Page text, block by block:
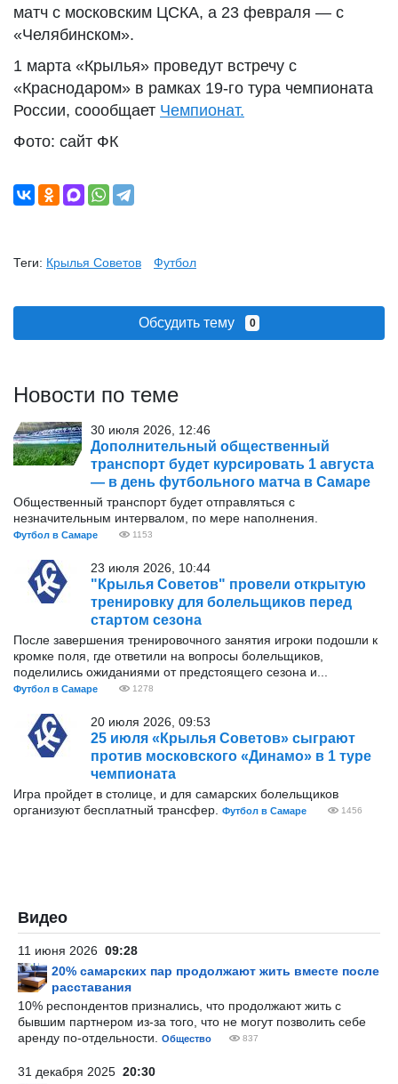
матч с московским ЦСКА, а 23 февраля — с
«Челябинском».
1 марта «Крылья» проведут встречу с
«Краснодаром» в рамках 19-го тура чемпионата
России, соообщает Чемпионат.
Фото: сайт ФК
Теги: Крылья Советов Футбол
Обсудить тему 0
Новости по теме
30 июля 2026, 12:46
Дополнительный общественный
транспорт будет курсировать 1 августа
— в день футбольного матча в Самаре
Общественный транспорт будет отправляться с
незначительным интервалом, по мере наполнения.
Футбол в Самаре 1153
23 июля 2026, 10:44
"Крылья Советов" провели открытую
тренировку для болельщиков перед
стартом сезона
После завершения тренировочного занятия игроки подошли к
кромке поля, где ответили на вопросы болельщиков,
поделились ожиданиями от предстоящего сезона и...
Футбол в Самаре 1278
20 июля 2026, 09:53
25 июля «Крылья Советов» сыграют
против московского «Динамо» в 1 туре
чемпионата
Игра пройдет в столице, и для самарских болельщиков
организуют бесплатный трансфер.
Футбол в Самаре 1456
Видео
11 июня 2026 09:28
20% самарских пар продолжают жить вместе после
расставания
10% респондентов признались, что продолжают жить с
бывшим партнером из-за того, что не могут позволить себе
аренду по-отдельности.
Общество 837
31 декабря 2025 20:30